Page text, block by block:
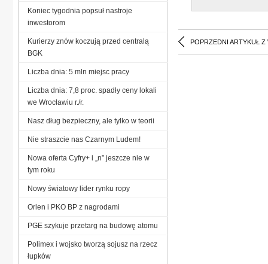
POPRZEDNI ARTYKUŁ Z
Koniec tygodnia popsuł nastroje
inwestorom
Kurierzy znów koczują przed centralą
BGK
Liczba dnia: 5 mln miejsc pracy
Liczba dnia: 7,8 proc. spadły ceny lokali
we Wrocławiu r./r.
Nasz dług bezpieczny, ale tylko w teorii
Nie straszcie nas Czarnym Ludem!
Nowa oferta Cyfry+ i „n” jeszcze nie w
tym roku
Nowy światowy lider rynku ropy
Orlen i PKO BP z nagrodami
PGE szykuje przetarg na budowę atomu
Polimex i wojsko tworzą sojusz na rzecz
łupków